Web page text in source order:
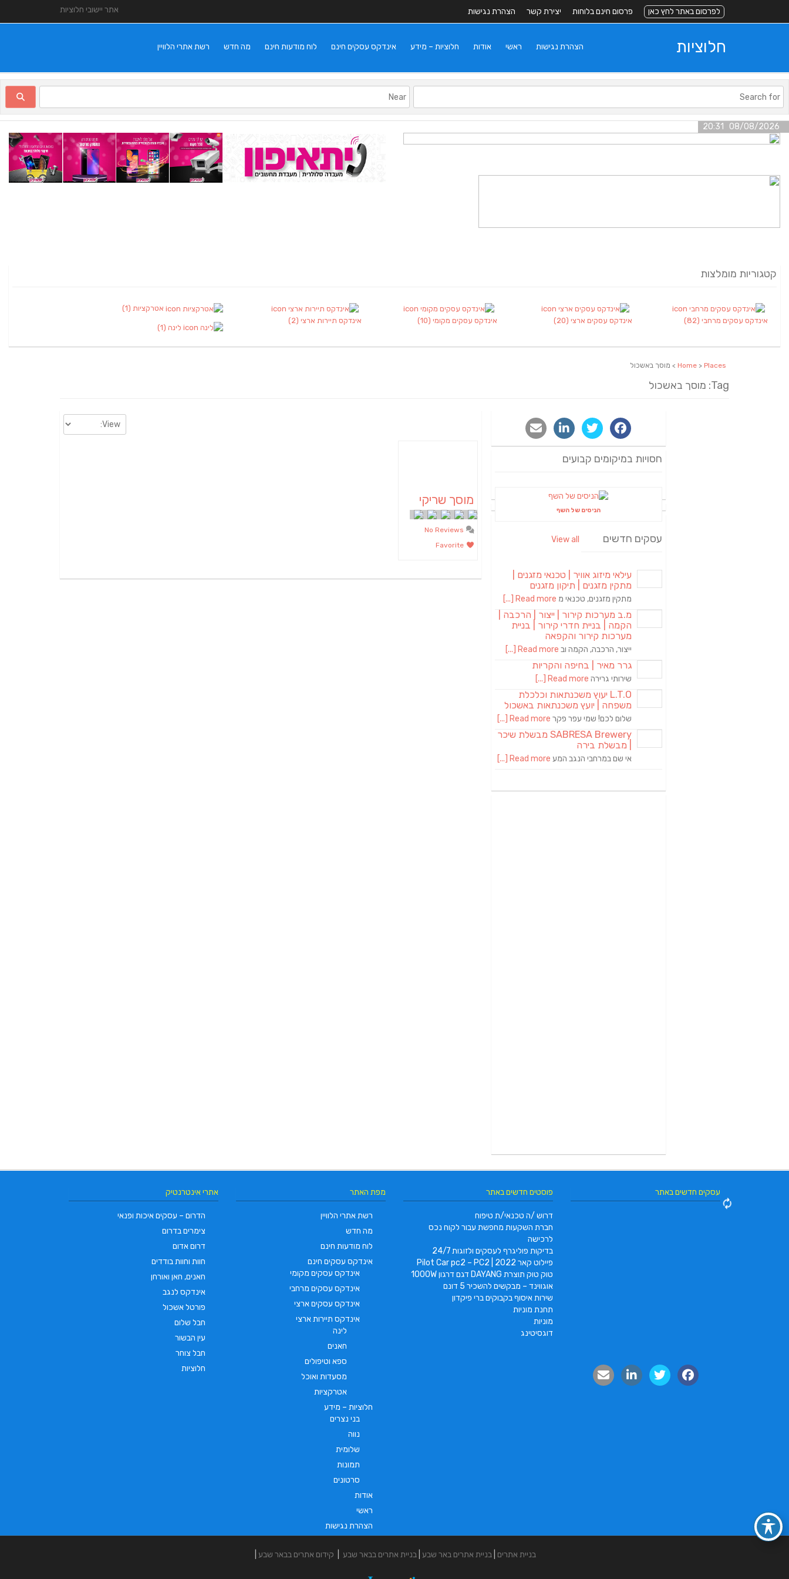
אתר יישובי חלוציות לפרסום באתר לחץ כאן פרסום חינם בלוחות יצירת קשר הצהרת נגישות
חלוציות רשת אתרי הלוויין מה חדש לוח מודעות חינם אינדקס עסקים חינם חלוציות – מידע אודות ראשי הצהרת נגישות
08/08/2026 20:31
קטגוריות מומלצות
אינדקס עסקים מרחבי (82) אינדקס עסקים ארצי (20) אינדקס עסקים מקומי (10) אינדקס תיירות ארצי (2)
אטרקציות (1)
לינה (1)
Home > Places > מוסך באשכול
Tag: מוסך באשכול
מוסך שריקי
חסויות במיקומים קבועים
הניסים של השף
עסקים חדשים View all
עילאי מיזוג אוויר | טכנאי מזגנים |
מתקין מזגנים | תיקון מזגנים
מתקין מזגנים, טכנאי מ Read more [...]
מ.ב מערכות קירור | ייצור | הרכבה |
הקמה | בניית חדרי קירור | בניית
מערכות קירור והקפאה
ייצור, הרכבה, הקמה וב Read more [...]
גרר מאיר | בחיפה והקריות
שירותי גרירה Read more [...]
L.T.O יעוץ משכנתאות וכלכלת
משפחה | יועץ משכנתאות באשכול
שלום לכם! שמי עפר פקר Read more [...]
SABRESA Brewery מבשלת שיכר
| מבשלת בירה
אי שם במרחבי הנגב המע Read more [...]
אתרי אינטרנטיק
הדרום – עסקים איכות ופנאי
צימרים בדרום
דרום אדום
חוות וחוות בודדים
חאנים, חאן ואורחן
אינדקס לנגב
פורטל אשכול
חבל שלום
עין הבשור
חבל צוחר
חלוציות
מפת האתר
רשת אתרי הלוויין
מה חדש
לוח מודעות חינם
אינדקס עסקים חינם
אינדקס עסקים מקומי
אינדקס עסקים מרחבי
אינדקס עסקים ארצי
אינדקס תיירות ארצי
לינה
חאנים
ספא וטיפולים
מסעדות ואוכל
אטרקציות
חלוציות – מידע
בני נצרים
נווה
שלומית
תמונות
סרטונים
אודות
ראשי
הצהרת נגישות
פוסטים חדשים באתר
דרוש /ה טכנאי/ת טיפוח
חברת השקעות מחפשת עבור לקוח נכס
לרכישה
בדיקות פוליגרף לעסקים ולזוגות 24/7
פיילוט קאר 2022 | Pilot Car pc2 – PC2
טוק טוק תוצרת DAYANG דגם דרגון 1000W
אוגווינד – מבקשים להשכיר 5 דונם
שירות איסוף בקבוקים ברי פיקדון
תחנת מוניות
מוניות
דוגסיטינג
עסקים חדשים באתר
בניית אתרים בניית אתרים באר שבע בניית אתרים בבאר שבע קידום אתרים בבאר שבע